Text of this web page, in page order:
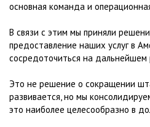
основная команда и
В связи с этим мы приняли
предоставление наших услуг в
сосредоточиться на дальнейшем
Это не решение о сокращении
развивается, но мы
это наиболее целесообразно в